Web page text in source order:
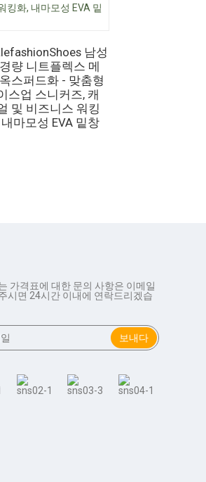
남성
량 니트플렉스 메
스퍼드화 - 맞춤형
스업 스니커즈, 캐
및 비즈니스 워킹
내마모성 EVA 밑창
가격표에 대한 문의 사항은 이메일
시면 24시간 이내에 연락드리겠습
보내다